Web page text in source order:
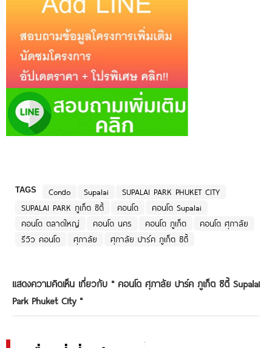
TAGS Condo Supalai
SUPALAI PARK PHUKET CITY
SUPALAI PARK ภูเก็ต ซิตี้
คอนโด
คอนโด Supalai
คอนโด ตลาดใหญ่
คอนโด นคร คอนโด ภูเก็ต
คอนโด ศุภาลัย
รีวิว คอนโด
ศุภาลัย ศุภาลัย ปาร์ค ภูเก็ต ซิตี้
แสดงความคิดเห็น เกี่ยวกับ " คอนโด ศุภาลัย ปาร์ค ภูเก็ต ซิตี้ Supalai
Park Phuket City"